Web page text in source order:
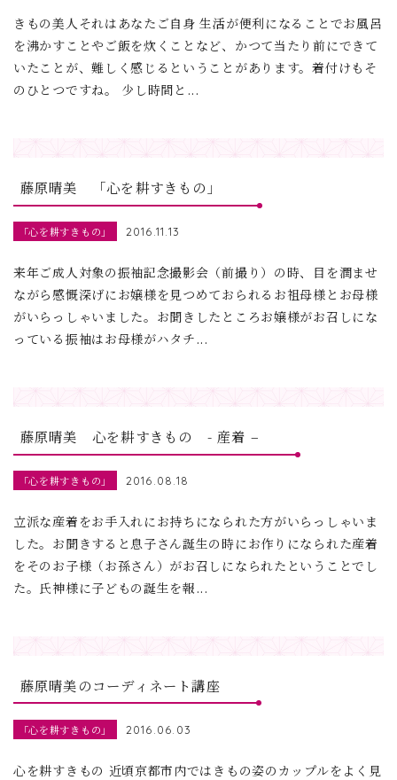
きもの美人それはあなたご自身 生活が便利になることでお風呂
を沸かすことやご飯を炊くことなど、かつて当たり前にできて
いたことが、難しく感じるということがあります。着付けもそ
のひとつですね。 少し時間と...
藤原晴美 「心を耕すきもの」
「心を耕すきもの」 2016.11.13
来年ご成人対象の振袖記念撮影会（前撮り）の時、目を潤ませ
ながら感慨深げにお嬢様を見つめておられるお祖母様とお母様
がいらっしゃいました。お聞きしたところお嬢様がお召しにな
っている振袖はお母様がハタチ...
藤原晴美 心を耕すきもの - 産着 –
「心を耕すきもの」 2016.08.18
立派な産着をお手入れにお持ちになられた方がいらっしゃいま
した。お聞きすると息子さん誕生の時にお作りになられた産着
をそのお子様（お孫さん）がお召しになられたということでし
た。氏神様に子どもの誕生を報...
藤原晴美のコーディネート講座
「心を耕すきもの」 2016.06.03
心を耕すきもの 近頃京都市内ではきもの姿のカップルをよく見